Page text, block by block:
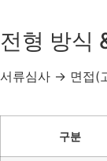
전형 방식
서류심사 → 면접(
구분